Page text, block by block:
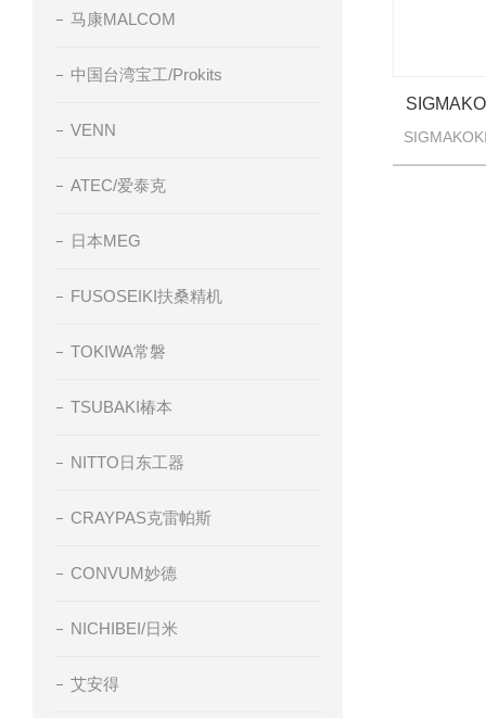
马康MALCOM
中国台湾宝工/Prokits
VENN
ATEC/爱泰克
日本MEG
FUSOSEIKI扶桑精机
TOKIWA常磐
TSUBAKI椿本
NITTO日东工器
CRAYPAS克雷帕斯
CONVUM妙德
NICHIBEI/日米
艾安得